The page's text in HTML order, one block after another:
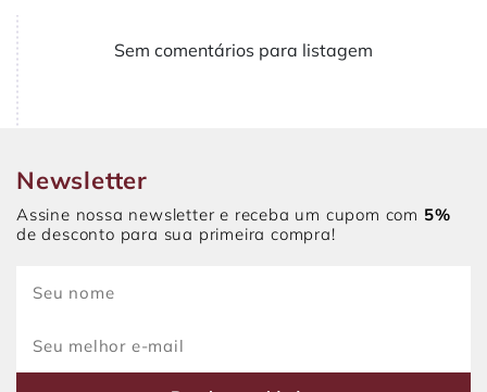
Sem comentários para listagem
Newsletter
Assine nossa newsletter e receba um cupom com 5%
de desconto para sua primeira compra!